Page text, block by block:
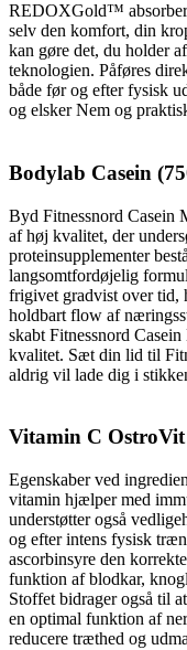
REDOXGold™
selv den komfort, din
kan gøre det, du holder
teknologien. Påføres
både før og efter fysisk
og elsker Nem og
Bodylab Casein
Byd Fitnessnord Casein
af høj kvalitet, der
proteinsupplementer
langsomtfordøjelig
frigivet gradvist over tid,
holdbart flow af
skabt Fitnessnord
kvalitet. Sæt din lid til
aldrig vil lade dig i
Vitamin C
Egenskaber ved
vitamin hjælper med
understøtter også
og efter intens fysisk
ascorbinsyre den
funktion af blodkar,
Stoffet bidrager også til
en optimal funktion af
reducere træthed og